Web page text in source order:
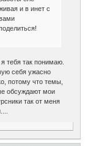
и в инет с
тебя так понимаю.
себя ужасно
потому что темы,
обсуждают мои
так от меня